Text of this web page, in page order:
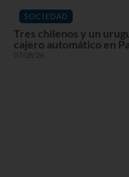
SOCIEDAD
Tres chilenos y un
cajero automático en
07/08/26